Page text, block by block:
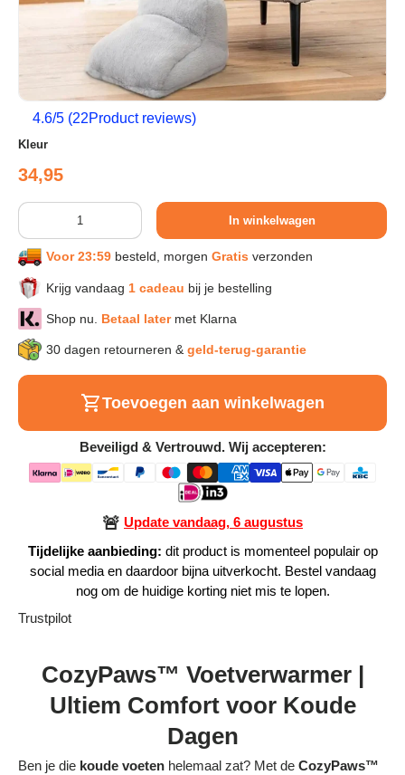
Sport & Herstel
Wonen & Interieur
Huishouden & Schoonmaak
Keuken & Koken
Verlichting & Sfeer
Alle Producten
Alle collecties
Volg je bestelling
Contact
Over ons
4.6/5 (22Product reviews)
Kleur
Reguliere prijs
34,95
Aantal
In winkelwagen
Voor 23:59 besteld, morgen Gratis verzonden
Krijg vandaag 1 cadeau bij je bestelling
Shop nu. Betaal latermet Klarna
30 dagen retourneren & geld-terug-garantie
Toevoegen aan winkelwagen
Beveiligd & Vertrouwd. Wij accepteren:
🚨 Update vandaag, 6 augustus
Tijdelijke aanbieding: dit product is momenteel populair op
social media en daardoor bijna uitverkocht. Bestel vandaag
nog om de huidige korting niet mis te lopen.
Trustpilot
CozyPaws™ Voetverwarmer |
Ultiem Comfort voor Koude
Dagen
Ben je die koude voeten helemaal zat? Met de CozyPaws™